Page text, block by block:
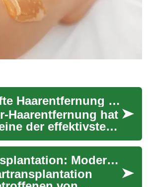
Dauerhafte Haarentfernung mit Laser: Eine umfassende Einführung
Haarentfernung hat
der effektivsten
zur langfristigen
etabliert.
Haartransplantation: Moderne Methoden und Entscheidungshilfe